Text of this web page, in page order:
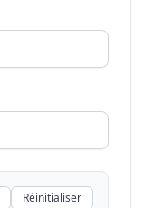
Réinitialiser